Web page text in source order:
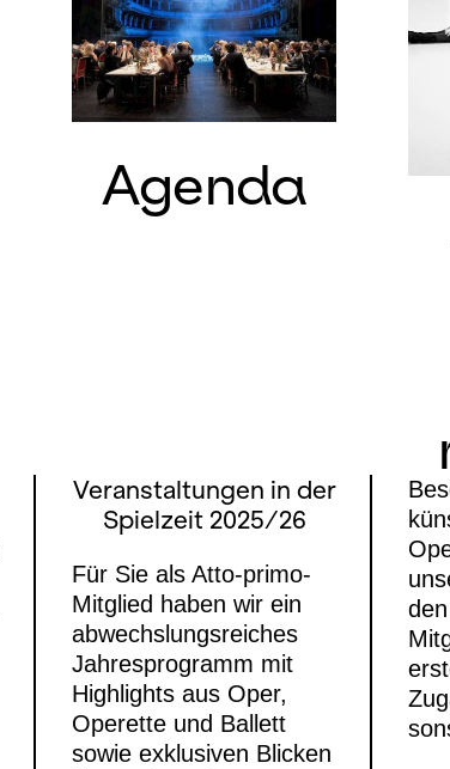
Agenda
Veranstaltungen in der
Spielzeit 2025/26
Für Sie als Atto-primo-
Mitglied haben wir ein
abwechslungsreiches
Jahresprogramm mit
Highlights aus Oper,
Operette und Ballett
sowie exklusiven Blicken